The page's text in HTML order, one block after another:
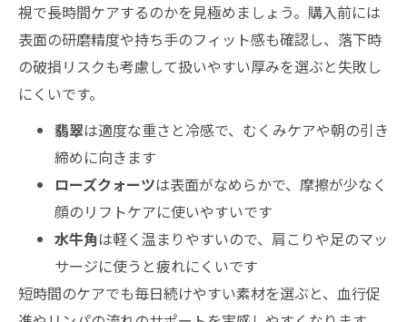
視で長時間ケアするのかを見極めましょう。購入前には
表面の研磨精度や持ち手のフィット感も確認し、落下時
の破損リスクも考慮して扱いやすい厚みを選ぶと失敗し
にくいです。
翡翠は適度な重さと冷感で、むくみケアや朝の引き
締めに向きます
ローズクォーツは表面がなめらかで、摩擦が少なく
顔のリフトケアに使いやすいです
水牛角は軽く温まりやすいので、肩こりや足のマッ
サージに使うと疲れにくいです
短時間のケアでも毎日続けやすい素材を選ぶと、血行促